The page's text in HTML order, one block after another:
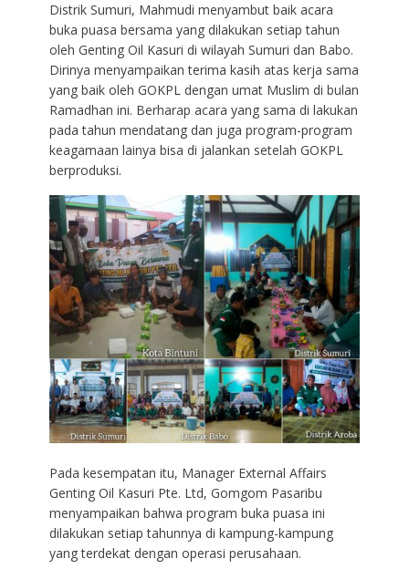
Distrik Sumuri, Mahmudi menyambut baik acara
buka puasa bersama yang dilakukan setiap tahun
oleh Genting Oil Kasuri di wilayah Sumuri dan Babo.
Dirinya menyampaikan terima kasih atas kerja sama
yang baik oleh GOKPL dengan umat Muslim di bulan
Ramadhan ini. Berharap acara yang sama di lakukan
pada tahun mendatang dan juga program-program
keagamaan lainya bisa di jalankan setelah GOKPL
berproduksi.
Pada kesempatan itu, Manager External Affairs
Genting Oil Kasuri Pte. Ltd, Gomgom Pasaribu
menyampaikan bahwa program buka puasa ini
dilakukan setiap tahunnya di kampung-kampung
yang terdekat dengan operasi perusahaan.